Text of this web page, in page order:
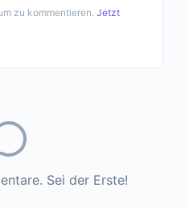
zu kommentieren. Jetzt
Sei der Erste!